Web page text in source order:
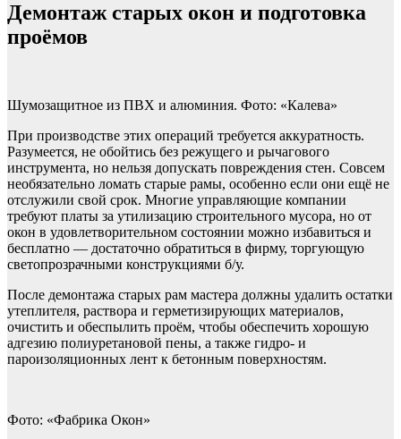
Демонтаж старых окон и подготовка
проёмов
Шумозащитное из ПВХ и алюминия. Фото: «Калева»
При производстве этих операций требуется аккуратность.
Разумеется, не обойтись без режущего и рычагового
инструмента, но нельзя допускать повреждения стен. Совсем
необязательно ломать старые рамы, особенно если они ещё не
отслужили свой срок. Многие управляющие компании
требуют платы за утилизацию строительного мусора, но от
окон в удовлетворительном состоянии можно избавиться и
бесплатно — достаточно обратиться в фирму, торгующую
светопрозрачными конструкциями б/у.
После демонтажа старых рам мастера должны удалить остатки
утеплителя, раствора и герметизирующих материалов,
очистить и обеспылить проём, чтобы обеспечить хорошую
адгезию поли­уретановой пены, а также гидро- и
пароизоляционных лент к бетонным поверхностям.
Фото: «Фабрика Окон»